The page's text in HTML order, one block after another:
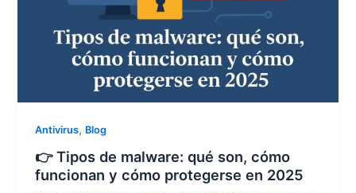
Antivirus, Blog
👉 Tipos de malware: qué son, cómo
funcionan y cómo protegerse en 2025